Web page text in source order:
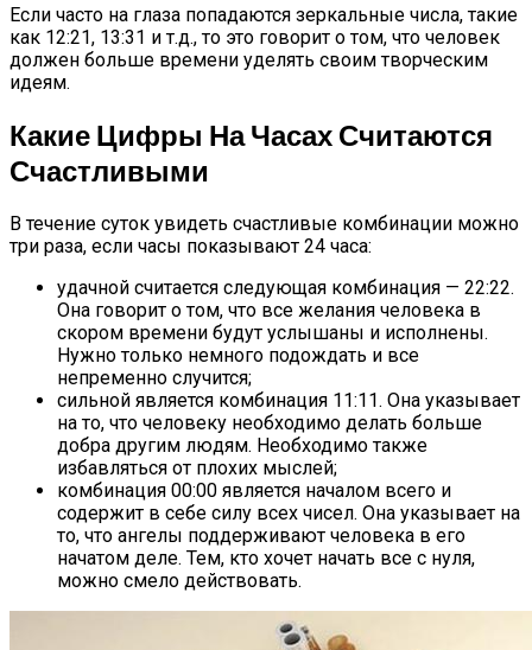
Если часто на глаза попадаются зеркальные числа, такие
как 12:21, 13:31 и т.д., то это говорит о том, что человек
должен больше времени уделять своим творческим
идеям.
Какие Цифры На Часах Считаются
Счастливыми
В течение суток увидеть счастливые комбинации можно
три раза, если часы показывают 24 часа:
удачной считается следующая комбинация — 22:22.
Она говорит о том, что все желания человека в
скором времени будут услышаны и исполнены.
Нужно только немного подождать и все
непременно случится;
сильной является комбинация 11:11. Она указывает
на то, что человеку необходимо делать больше
добра другим людям. Необходимо также
избавляться от плохих мыслей;
комбинация 00:00 является началом всего и
содержит в себе силу всех чисел. Она указывает на
то, что ангелы поддерживают человека в его
начатом деле. Тем, кто хочет начать все с нуля,
можно смело действовать.